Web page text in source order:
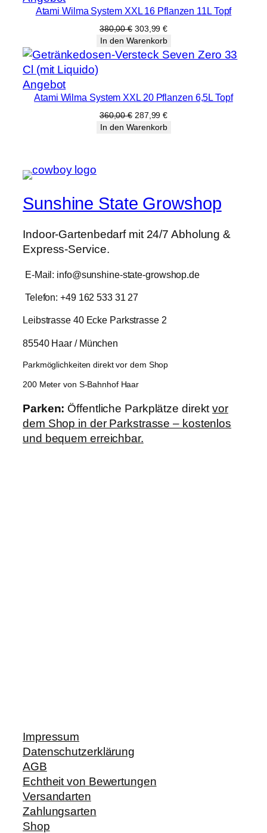
im
Angebot
Atami Wilma System XXL 16 Pflanzen 11L Topf
380,00€ Ursprünglicher
Preis
war:
380,00 €
303,99€Aktueller
Preis
ist:
303,99 €.
In den Warenkorb
AngebotProdukt
im
Angebot
Atami Wilma System XXL 20 Pflanzen 6,5L Topf
360,00€ Ursprünglicher
Preis
287,99€Aktueller
Preis
In den Warenkorb
Sunshine State Growshop
Indoor-Gartenbedarf mit 24/7 Abholung &
Express-Service.
E-Mail: info@sunshine-state-growshop.de
Telefon: +49 162 533 31 27
Leibstrasse 40 Ecke Parkstrasse 2
85540 Haar / München
Parkmöglichkeiten direkt vor dem Shop
200 Meter von S-Bahnhof Haar
Parken: Öffentliche Parkplätze direktvor
dem Shop in der Parkstrasse – kostenlos
und bequem erreichbar.
Impressum
Datenschutzerklärung
AGB
Echtheit von Bewertungen
Versandarten
Zahlungsarten
Shop